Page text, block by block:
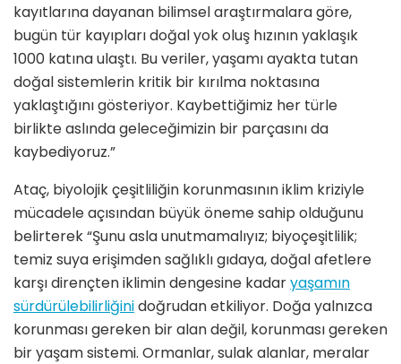
kayıtlarına dayanan bilimsel araştırmalara göre,
bugün tür kayıpları doğal yok oluş hızının yaklaşık
1000 katına ulaştı. Bu veriler, yaşamı ayakta tutan
doğal sistemlerin kritik bir kırılma noktasına
yaklaştığını gösteriyor. Kaybettiğimiz her türle
birlikte aslında geleceğimizin bir parçasını da
kaybediyoruz.”
Ataç, biyolojik çeşitliliğin korunmasının iklim kriziyle
mücadele açısından büyük öneme sahip olduğunu
belirterek “Şunu asla unutmamalıyız; biyoçeşitlilik;
temiz suya erişimden sağlıklı gıdaya, doğal afetlere
karşı dirençten iklimin dengesine kadaryaşamın
sürdürülebilirliğinidoğrudan etkiliyor. Doğa yalnızca
korunması gereken bir alan değil, korunması gereken
bir yaşam sistemi. Ormanlar, sulak alanlar, meralar